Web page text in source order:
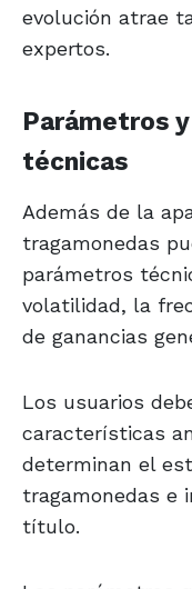
evolución atrae
expertos.
Parámetros
técnicas
Además de la
tragamonedas
parámetros
volatilidad, la
de ganancias
Los usuarios
características
determinan el
tragamonedas e
título.